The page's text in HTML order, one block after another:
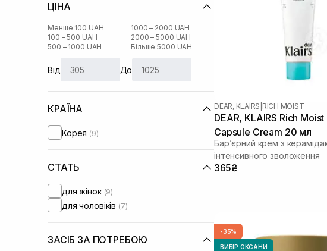
ЦІНА
Менше 100 UAH
100 – 500 UAH
500 – 1000 UAH
1000 – 2000 UAH
2000 – 5000 UAH
Більше 5000 UAH
Від До
КРАЇНА
Корея (9)
СТАТЬ
для жінок (9)
для чоловіків (7)
ЗАСІБ ЗА ПОТРЕБОЮ
DEAR, KLAIRS RICH MOIST
DEAR, KLAIRS Rich
Capsule Cream 20 мл
Бар’єрний крем з
інтенсивного зволоження
365₴
-35%
ВИБІР ОКСАНИ